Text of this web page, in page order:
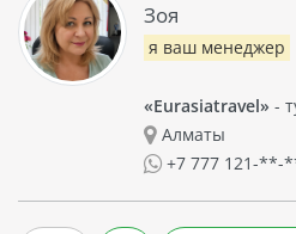
Зоя
я ваш менеджер
«Eurasiatravel» -
Алматы
+7 777 121-**-